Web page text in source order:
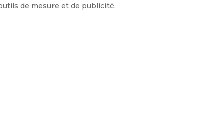
de mesure et de publicité.